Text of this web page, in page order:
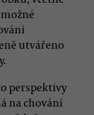
utvářeno
perspektivy
na chování